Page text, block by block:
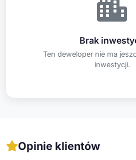
Brak
Ten deweloper nie ma
inwestycji.
Opinie klientów